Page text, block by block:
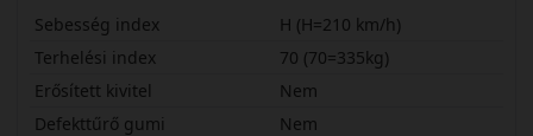
Sebesség index
H (H=210 km/h)
Terhelési index
70 (70=335kg)
Erősített kivitel
Nem
Defekttűrő gumi
Nem